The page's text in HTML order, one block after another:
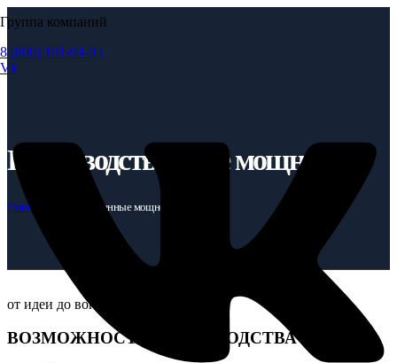
Группа компаний
8 (800) 101-94-95
Vk
Производственные мощности
Главная Производственные мощности
от идеи до воплощения
ВОЗМОЖНОСТИ ПРОИЗВОДСТВА